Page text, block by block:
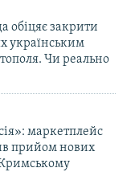
обіцяє закрити
українським
Чи реально
маркетплейс
прийом нових